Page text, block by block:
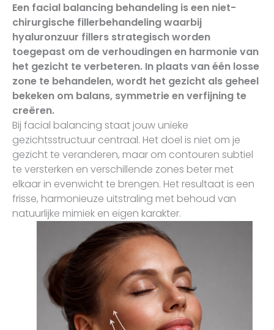
Een facial balancing behandeling is een niet-
chirurgische fillerbehandeling waarbij
hyaluronzuur fillers strategisch worden
toegepast om de verhoudingen en harmonie van
het gezicht te verbeteren. In plaats van één losse
zone te behandelen, wordt het gezicht als geheel
bekeken om balans, symmetrie en verfijning te
creëren.
Bij facial balancing staat jouw unieke
gezichtsstructuur centraal. Het doel is niet om je
gezicht te veranderen, maar om contouren subtiel
te versterken en verschillende zones beter met
elkaar in evenwicht te brengen. Het resultaat is een
frisse, harmonieuze uitstraling met behoud van
natuurlijke mimiek en eigen karakter.